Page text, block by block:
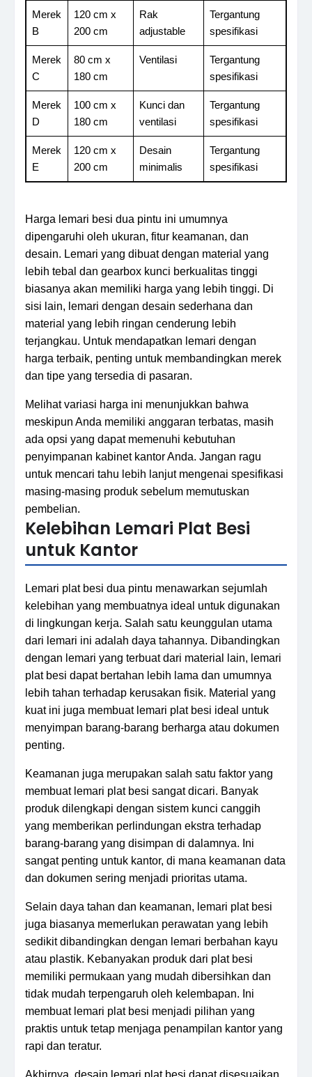
Merek
B
120 cm x
200 cm
Rak
adjustable
Tergantung
spesifikasi
Merek
C
80 cm x
180 cm
Ventilasi
Tergantung
spesifikasi
Merek
D
100 cm x
180 cm
Kunci dan
ventilasi
Tergantung
spesifikasi
Merek
E
120 cm x
200 cm
Desain
minimalis
Tergantung
spesifikasi
Harga lemari besi dua pintu ini umumnya
dipengaruhi oleh ukuran, fitur keamanan, dan
desain. Lemari yang dibuat dengan material yang
lebih tebal dan gearbox kunci berkualitas tinggi
biasanya akan memiliki harga yang lebih tinggi. Di
sisi lain, lemari dengan desain sederhana dan
material yang lebih ringan cenderung lebih
terjangkau. Untuk mendapatkan lemari dengan
harga terbaik, penting untuk membandingkan merek
dan tipe yang tersedia di pasaran.
Melihat variasi harga ini menunjukkan bahwa
meskipun Anda memiliki anggaran terbatas, masih
ada opsi yang dapat memenuhi kebutuhan
penyimpanan kabinet kantor Anda. Jangan ragu
untuk mencari tahu lebih lanjut mengenai spesifikasi
masing-masing produk sebelum memutuskan
pembelian.
Kelebihan Lemari Plat Besi
untuk Kantor
Lemari plat besi dua pintu menawarkan sejumlah
kelebihan yang membuatnya ideal untuk digunakan
di lingkungan kerja. Salah satu keunggulan utama
dari lemari ini adalah daya tahannya. Dibandingkan
dengan lemari yang terbuat dari material lain, lemari
plat besi dapat bertahan lebih lama dan umumnya
lebih tahan terhadap kerusakan fisik. Material yang
kuat ini juga membuat lemari plat besi ideal untuk
menyimpan barang-barang berharga atau dokumen
penting.
Keamanan juga merupakan salah satu faktor yang
membuat lemari plat besi sangat dicari. Banyak
produk dilengkapi dengan sistem kunci canggih
yang memberikan perlindungan ekstra terhadap
barang-barang yang disimpan di dalamnya. Ini
sangat penting untuk kantor, di mana keamanan data
dan dokumen sering menjadi prioritas utama.
Selain daya tahan dan keamanan, lemari plat besi
juga biasanya memerlukan perawatan yang lebih
sedikit dibandingkan dengan lemari berbahan kayu
atau plastik. Kebanyakan produk dari plat besi
memiliki permukaan yang mudah dibersihkan dan
tidak mudah terpengaruh oleh kelembapan. Ini
membuat lemari plat besi menjadi pilihan yang
praktis untuk tetap menjaga penampilan kantor yang
rapi dan teratur.
Akhirnya, desain lemari plat besi dapat disesuaikan